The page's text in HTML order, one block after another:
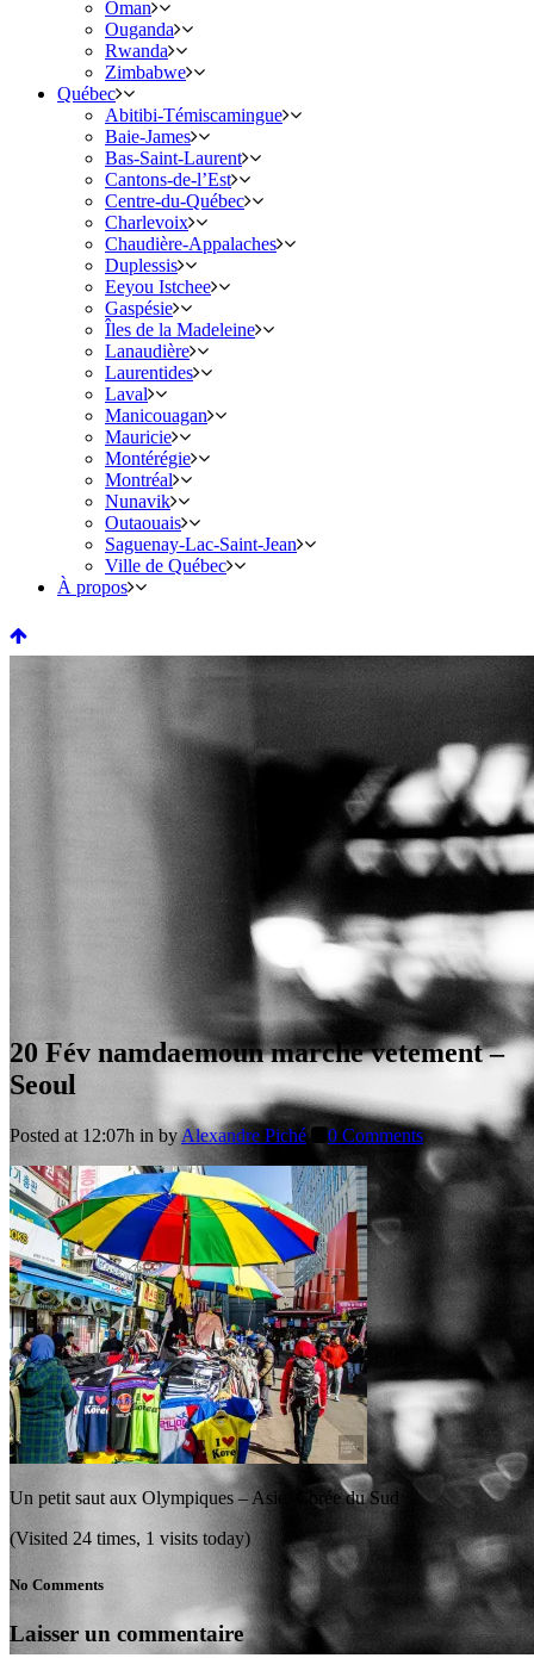
Oman
Ouganda
Rwanda
Zimbabwe
Québec
Abitibi-Témiscamingue
Baie-James
Bas-Saint-Laurent
Cantons-de-l’Est
Centre-du-Québec
Charlevoix
Chaudière-Appalaches
Duplessis
Eeyou Istchee
Gaspésie
Îles de la Madeleine
Lanaudière
Laurentides
Laval
Manicouagan
Mauricie
Montérégie
Montréal
Nunavik
Outaouais
Saguenay-Lac-Saint-Jean
Ville de Québec
À propos
20 Fév namdaemoun marche vetement –
Seoul
Posted at 12:07h in byAlexandre Piché 0 Comments
Un petit saut aux Olympiques – Asie, Corée du Sud
(Visited 24 times, 1 visits today)
No Comments
Laisser un commentaire